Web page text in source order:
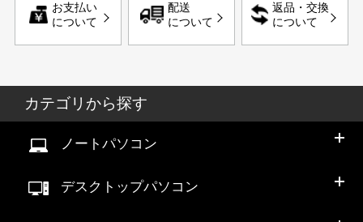
お支払い
について
配送
について
返品・交換
について
カテゴリから探す
ノートパソコン
デスクトップパソコン